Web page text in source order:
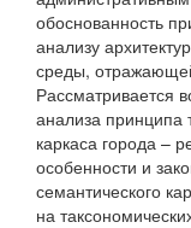
обоснованность
анализу
среды,
Рассматривается
анализа принципа
каркаса города –
особенности и
семантического
на